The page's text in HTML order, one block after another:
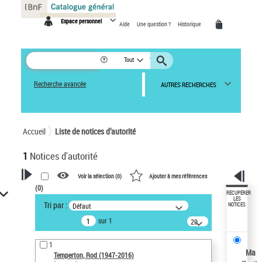
Espace personnel Aide Une question ? Historique
Tout
Recherche avancée AUTRES RECHERCHES
Accueil Liste de notices d’autorité
1 Notices d'autorité
VOTRE RECHERCHE
Recherche avancée dans les
notices d’autorité
Œuvres liées à l'auteur :
Temperton, Rod (1947-2016)
Voir la sélection (0) Ajouter à mes références
(0)
Tri par : Défaut
sur 1
20
résultats/page
1
Temperton, Rod (1947-2016)
RÉCUPÉRER
LES
NOTICES
Ma
Panneau de gestion des cookies